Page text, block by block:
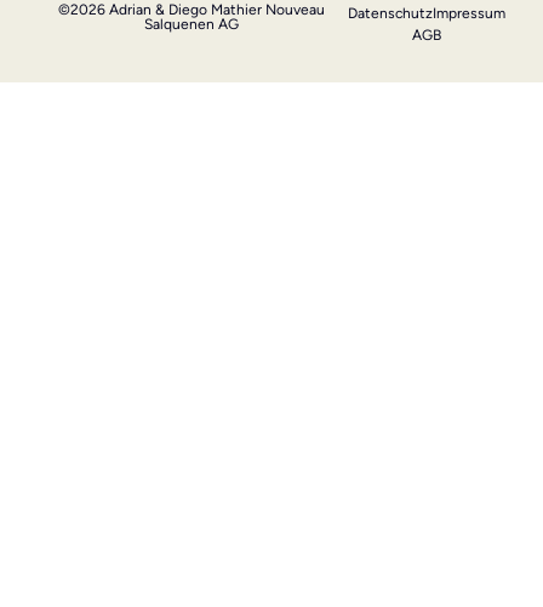
©2026 Adrian & Diego Mathier Nouveau
Salquenen AG
DatenschutzImpressum
AGB